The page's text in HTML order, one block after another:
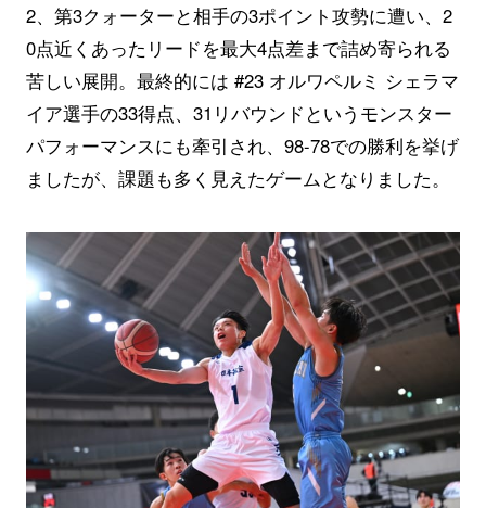
2、第3クォーターと相手の3ポイント攻勢に遭い、2
0点近くあったリードを最大4点差まで詰め寄られる
苦しい展開。最終的には #23 オルワペルミ シェラマ
イア選手の33得点、31リバウンドというモンスター
パフォーマンスにも牽引され、98-78での勝利を挙げ
ましたが、課題も多く見えたゲームとなりました。